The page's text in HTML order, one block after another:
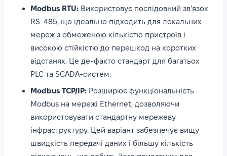
Modbus RTU: Використовує послідовний зв'язок
RS-485, що ідеально підходить для локальних
мереж з обмеженою кількістю пристроїв і
високою стійкістю до перешкод на коротких
відстанях. Це де-факто стандарт для багатьох
PLC та SCADA-систем.
Modbus TCP/IP: Розширює функціональність
Modbus на мережі Ethernet, дозволяючи
використовувати стандартну мережеву
інфраструктуру. Цей варіант забезпечує вищу
швидкість передачі даних і більшу кількість